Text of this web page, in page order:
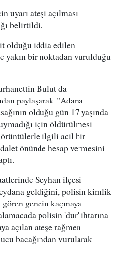
uyarı ateşi açılması
belirtildi.
olduğu iddia edilen
yakın bir noktadan vurulduğu
Bulut da
paylaşarak "Adana
olduğu gün 17 yaşında
için öldürülmesi
ilgili acil bir
önünde hesap vermesini
Seyhan ilçesi
geldiğini, polisin kimlik
gören gencin kaçmaya
polisin 'dur' ihtarına
açılan ateşe rağmen
bacağından vurularak